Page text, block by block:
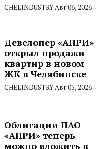
CHELINDUSTRY Авг 06, 2026
Девелопер «АПРИ»
открыл продажи
квартир в новом
ЖК в Челябинске
CHELINDUSTRY Авг 05, 2026
Облигации ПАО
«АПРИ» теперь
можно вложить в